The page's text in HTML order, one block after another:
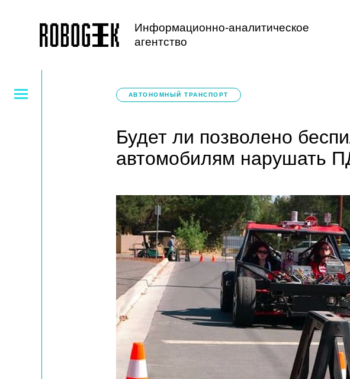
Информационно-аналитическое
агентство
АВТОНОМНЫЙ ТРАНСПОРТ
Будет ли позволено
автомобилям нарушать